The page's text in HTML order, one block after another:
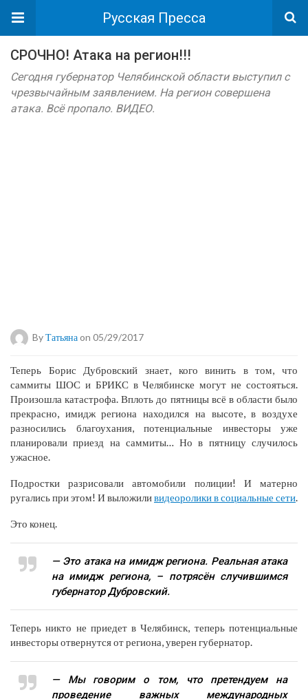
Русская Пресса
СРОЧНО! Атака на регион!!!
Сегодня губернатор Челябинской области выступил с
чрезвычайным заявлением. На регион совершена
атака. Всё пропало. ВИДЕО.
ByТатьянаon 05/29/2017
Теперь Борис Дубровский знает, кого винить в том, что
саммиты ШОС и БРИКС в Челябинске могут не состояться.
Произошла катастрофа. Вплоть до пятницы всё в области было
прекрасно, имидж региона находился на высоте, в воздухе
разносились благоухания, потенциальные инвесторы уже
планировали приезд на саммиты… Но в пятницу случилось
ужасное.
Подростки разрисовали автомобили полиции! И матерно
ругались при этом! И выложиливидеоролики в социальные сети.
Это конец.
— Это атака на имидж региона. Реальная атака
на имидж региона, – потрясён случившимся
губернатор Дубровский.
Теперь никто не приедет в Челябинск, теперь потенциальные
инвесторы отвернутся от региона, уверен губернатор.
— Мы говорим о том, что претендуем на
проведение важных международных